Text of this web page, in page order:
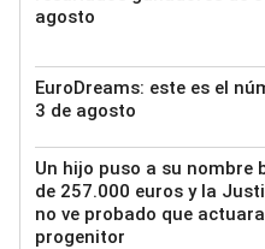
agosto
EuroDreams: este es el
3 de agosto
Un hijo puso a su nombre
de 257.000 euros y la
no ve probado que
progenitor